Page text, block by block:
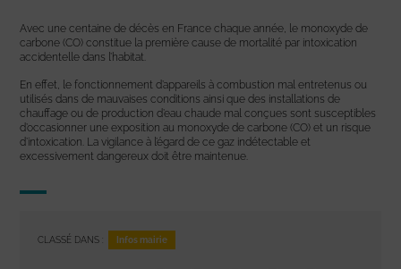
Avec une centaine de décès en France chaque année, le monoxyde de
carbone (CO) constitue la première cause de mortalité par intoxication
accidentelle dans l’habitat.
En effet, le fonctionnement d’appareils à combustion mal entretenus ou
utilisés dans de mauvaises conditions ainsi que des installations de
chauffage ou de production d’eau chaude mal conçues sont susceptibles
d’occasionner une exposition au monoxyde de carbone (CO) et un risque
d’intoxication. La vigilance à l’égard de ce gaz indétectable et
excessivement dangereux doit être maintenue.
CLASSÉ DANS : Infos mairie